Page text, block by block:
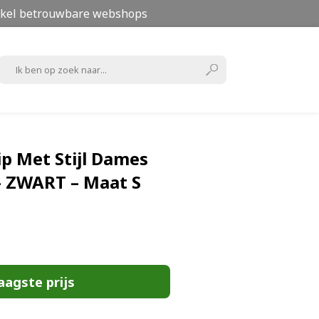
betrouwbare webshops
Met Stijl Dames
– Maat S
prijs